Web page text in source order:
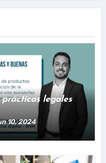
legales
10, 2024